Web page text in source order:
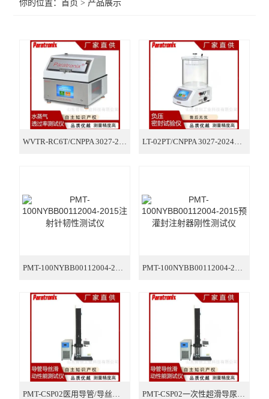
氧气透过率测试仪
气体透过率测试仪
摩擦系数测试仪
智能电子拉力试验机
包装检测仪器
胶黏剂检测仪器
瓶类检测仪器
口罩检测仪器
气相色谱仪
你的位置：首页 > 产品展示
WVTR-RC6T/CNPPA 3027-2024药品泡罩阻湿性测试仪 LT-02PT/CNPPA 3027-2024药品泡罩包装密封试验仪
PMT-100NYBB00112004-2015注射针韧性测试仪 PMT-100NYBB00112004-2015预灌封注射器刚性测试仪
PMT-CSP02医用导管/导丝摩擦力(滑动性能)测试仪 PMT-CSP02一次性超滑导尿管摩擦力测试仪